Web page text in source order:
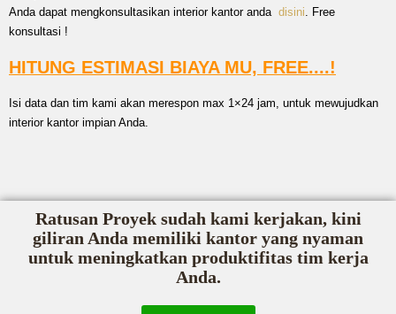
Anda dapat mengkonsultasikan interior kantor anda disini. Free
konsultasi !
HITUNG ESTIMASI BIAYA MU, FREE....!
Isi data dan tim kami akan merespon max 1×24 jam, untuk mewujudkan
interior kantor impian Anda.
Ratusan Proyek sudah kami kerjakan, kini
giliran Anda memiliki kantor yang nyaman
untuk meningkatkan produktifitas tim kerja
Anda.